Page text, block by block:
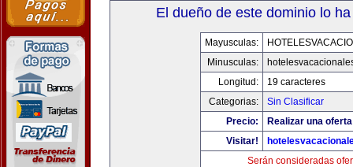
El dueño de este dominio lo
Mayusculas:
Minusculas:
Longitud:
19 caracteres
Categorias:
Sin Clasificar
Precio:
Realizar una
Visitar!
Serán consideradas